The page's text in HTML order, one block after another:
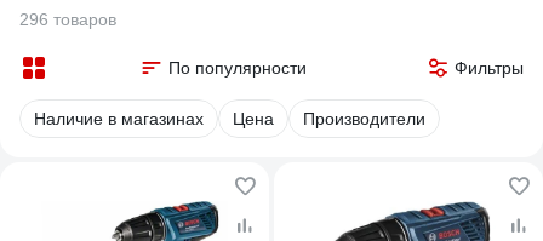
296 товаров
По популярности Фильтры
Наличие в магазинах Цена Производители